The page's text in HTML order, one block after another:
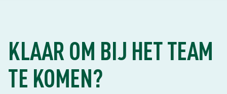
KLAAR OM BIJ HET TEAM
TE KOMEN?